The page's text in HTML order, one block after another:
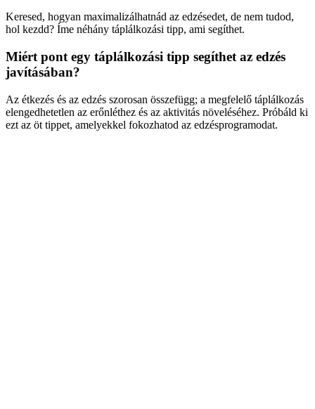
bejegyzéshez
Keresed, hogyan maximalizálhatnád az edzésedet, de nem tudod,
hol kezdd? Íme néhány táplálkozási tipp, ami segíthet.
Miért pont egy táplálkozási tipp segíthet az edzés
javításában?
Az étkezés és az edzés szorosan összefügg; a megfelelő táplálkozás
elengedhetetlen az erőnléthez és az aktivitás növeléséhez. Próbáld ki
ezt az öt tippet, amelyekkel fokozhatod az edzésprogramodat.